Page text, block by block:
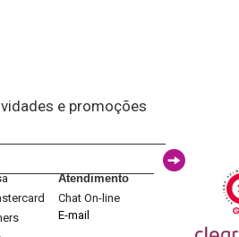
e promoções
Atendimento
Chat On-line
E-mail